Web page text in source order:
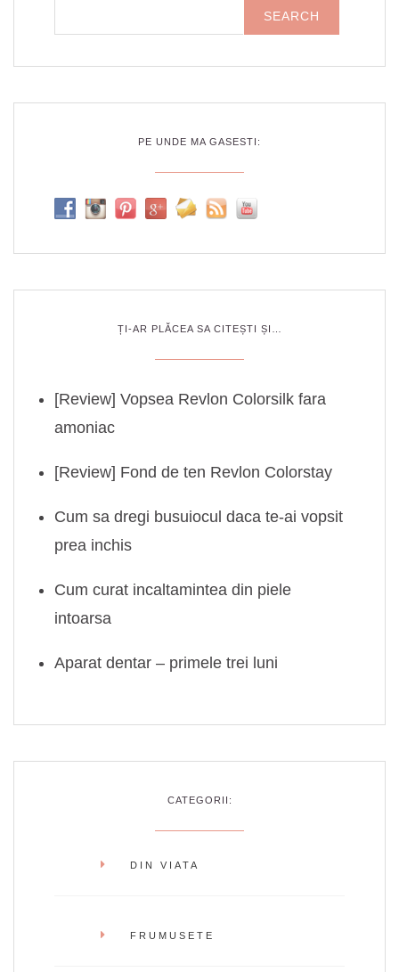
PE UNDE MA GASESTI:
ȚI-AR PLĂCEA SA CITEȘTI ȘI…
[Review] Vopsea Revlon Colorsilk fara
amoniac
[Review] Fond de ten Revlon Colorstay
Cum sa dregi busuiocul daca te-ai vopsit
prea inchis
Cum curat incaltamintea din piele
intoarsa
Aparat dentar – primele trei luni
CATEGORII:
DIN VIATA
FRUMUSETE